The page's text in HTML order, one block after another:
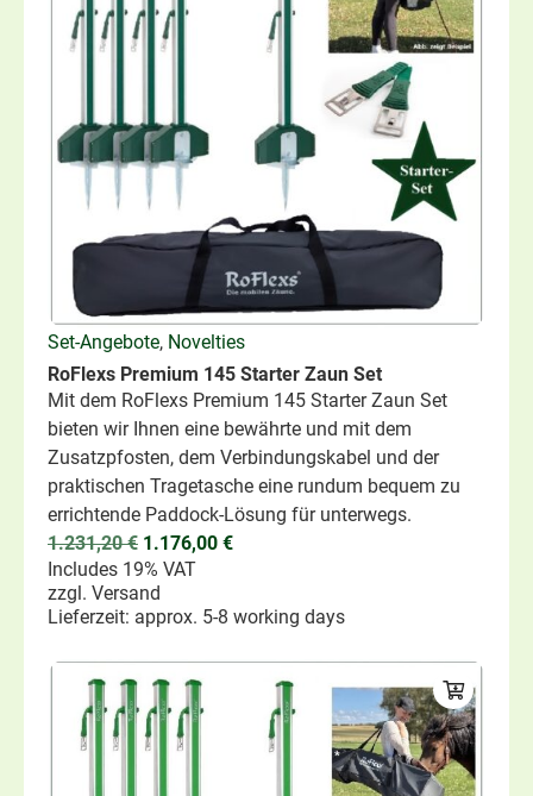
Set-Angebote, Novelties
RoFlexs Premium 145 Starter Zaun Set
Mit dem RoFlexs Premium 145 Starter Zaun Set
bieten wir Ihnen eine bewährte und mit dem
Zusatzpfosten, dem Verbindungskabel und der
praktischen Tragetasche eine rundum bequem zu
errichtende Paddock-Lösung für unterwegs.
1.231,20€ 1.176,00 €
Includes 19% VAT
zzgl. Versand
Lieferzeit: approx. 5-8 working days